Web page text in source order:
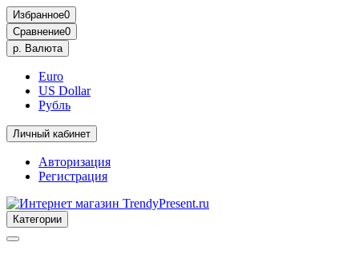
Избранное0
Сравнение0
р. Валюта
Euro
US Dollar
Рубль
Личный кабинет
Авторизация
Регистрация
Категории